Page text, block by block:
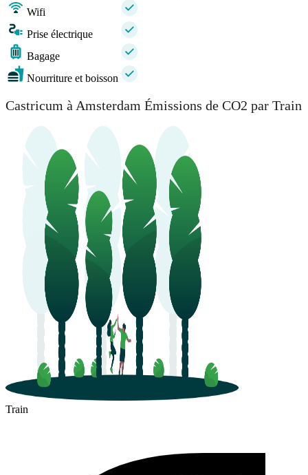
Wifi
Prise électrique
Bagage
Nourriture et boisson
Castricum à Amsterdam Émissions de CO2 par Train
Train